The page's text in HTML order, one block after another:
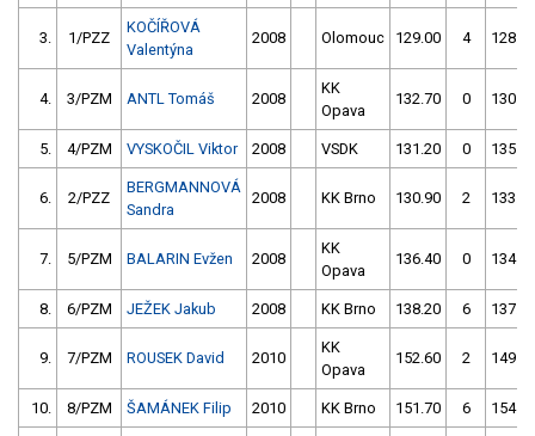
3. 1/PZZ
KOČÍŘOVÁ
Valentýna
2008 Olomouc 129.00 4 128.90
4. 3/PZM ANTL Tomáš 2008
KK
Opava
132.70 0 130.60
5. 4/PZM VYSKOČIL Viktor 2008 VSDK 131.20 0 135.10
6. 2/PZZ
BERGMANNOVÁ
Sandra
2008 KK Brno 130.90 2 133.90
7. 5/PZM BALARIN Evžen 2008
KK
Opava
136.40 0 134.50
8. 6/PZM JEŽEK Jakub 2008 KK Brno 138.20 6 137.00
9. 7/PZM ROUSEK David 2010
KK
Opava
152.60 2 149.10
10. 8/PZM ŠAMÁNEK Filip 2010 KK Brno 151.70 6 154.80